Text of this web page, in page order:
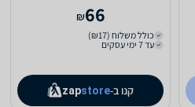
66
₪
כולל משלוח (₪17)
עד 7 ימי עסקים
קנו ב- zapstore